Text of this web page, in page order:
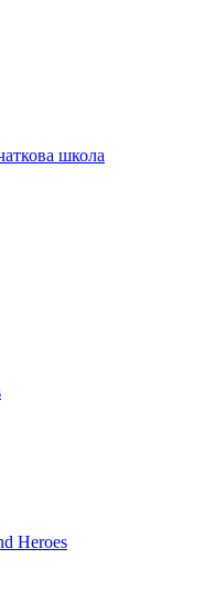
школа
Heroes